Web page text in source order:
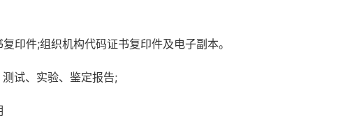
件;组织机构代码证书复印件及电子副本。
试、实验、鉴定报告;